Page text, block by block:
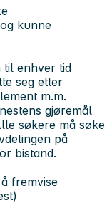
kunne
til enhver tid
seg etter
m.m.
gjøremål
søkere må søke
på
bistand.
fremvise